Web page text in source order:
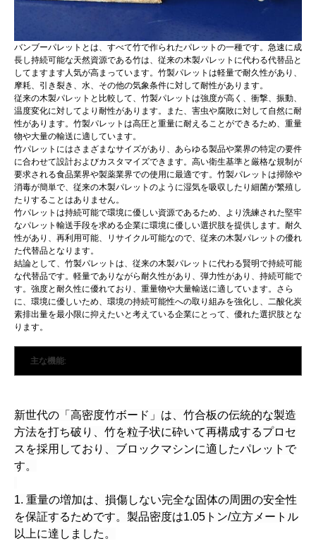
バンブーパレットとは、すべて竹で作られたパレットの一種です。急速に成
長し持続可能な天然資源である竹は、従来の木製パレットに代わる代替品と
してますます人気が高まっています。竹製パレットは軽量で耐久性があり、
摩耗、引き裂き、水、その他の気象条件に対して耐性があります。
従来の木製パレットと比較して、竹製パレットは強度が高く、衝撃、振動、
温度変化に対してより耐性があります。また、害虫や腐敗に対して自然に耐
性があります。竹製パレットは高圧と重量に耐えることができるため、重量
物や大量の輸送に適しています。
竹パレットにはさまざまなサイズがあり、あらゆる製品や業界の特定の要件
に合わせて設計およびカスタマイズできます。高い衛生基準と厳格な規制が
要求される食品業界や製薬業界での使用に最適です。竹製パレットは掃除や
消毒が簡単で、従来の木製パレットのように湿気を吸収したり細菌が繁殖し
たりすることはありません。
竹パレットは持続可能で環境に優しい資源であるため、より洗練された堅牢
なパレット輸送手段を求める企業に環境に優しい選択肢を提供します。耐久
性があり、再利用可能、リサイクル可能なので、従来の木製パレットの優れ
た代替品となります。
結論として、竹製パレットは、従来の木製パレットに代わる賢明で持続可能
な代替品です。軽量でありながら耐久性があり、弾力性があり、持続可能で
す。強度と耐久性に優れており、重量物や大量輸送に適しています。さら
に、環境に優しいため、環境の持続可能性への取り組みを強化し、二酸化炭
素排出量を最小限に抑えたいと考えている企業にとって、優れた選択肢とな
ります。
主な機能:
新世代の「高密度竹ボード」は、竹合板の伝統的な製造
方法を打ち破り、竹を粒子状に砕いて再構成するプロセ
スを採用しており、ブロックマシンに適したパレットで
す。
1. 重量の増加は、損傷しない完全な固体の周囲の安全性
を保証するためです。製品密度は1.05トン/立方メートル
以上に達しました。